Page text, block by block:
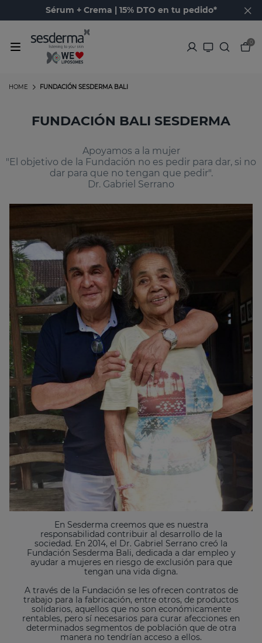
Sérum + Crema | 15% DTO en tu pedido*
0
FUNDACIÓN SESDERMA BALI
HOME
FUNDACIÓN BALI SESDERMA
Apoyamos a la mujer
"El objetivo de la Fundación no es pedir para dar, si no
dar para que no tengan que pedir".
Dr. Gabriel Serrano
En Sesderma creemos que es nuestra
responsabilidad contribuir al desarrollo de la
sociedad. En 2014, el Dr. Gabriel Serrano creó la
Fundación Sesderma Bali, dedicada a dar empleo y
ayudar a mujeres en riesgo de exclusión para que
tengan una vida digna.
A través de la Fundación se les ofrecen contratos de
trabajo para la fabricación, entre otros, de productos
solidarios, aquellos que no son económicamente
rentables, pero sí necesarios para curar afecciones en
determinados segmentos de población que de otra
manera no tendrían acceso a ellos.